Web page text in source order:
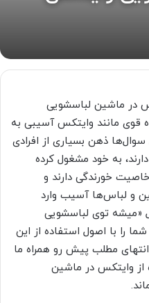
در ماشین لباسشویی
قوی مانند وایتکس آسیبی به
ذهن بسیاری از افرادی
به خود مشغول کرده
خورندگی دارند و
و لباس‌ها آسیب وارد
«میشه توی لباسشویی
را با اصول استفاده از این
مطلب پیش رو همراه ما
از وایتکس در ماشین